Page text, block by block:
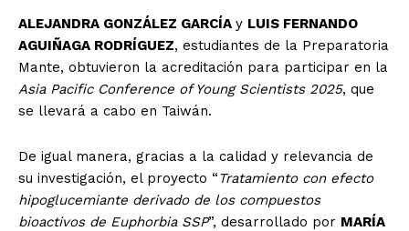
ALEJANDRA GONZÁLEZ GARCÍA y LUIS FERNANDO
AGUIÑAGA RODRÍGUEZ, estudiantes de la Preparatoria
Mante, obtuvieron la acreditación para participar en la
Asia Pacific Conference of Young Scientists 2025, que
se llevará a cabo en Taiwán.
De igual manera, gracias a la calidad y relevancia de
su investigación, el proyecto “Tratamiento con efecto
hipoglucemiante derivado de los compuestos
bioactivos de Euphorbia SSP”, desarrollado por MARÍA